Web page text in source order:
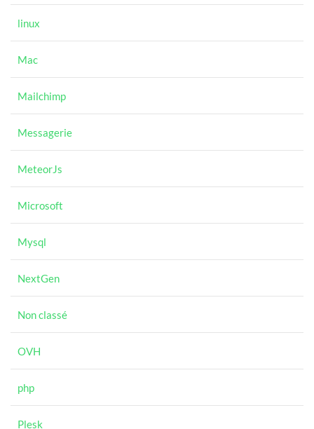
linux
Mac
Mailchimp
Messagerie
MeteorJs
Microsoft
Mysql
NextGen
Non classé
OVH
php
Plesk